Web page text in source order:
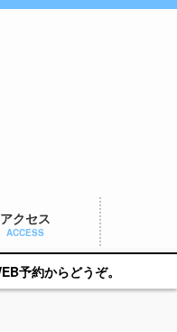
アクセス
ACCESS